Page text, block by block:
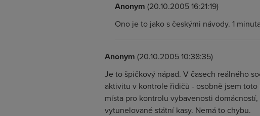
Anonym (20.10.2005 16:21:19)
Ono je to jako s českými návody. 1
Anonym (20.10.2005 10:38:35)
Je to špičkový nápad. V časech reálného
aktivitu v kontrole řidičů - osobně jsem
místa pro kontrolu vybavenosti
vytunelované státní kasy. Nemá to chybu.